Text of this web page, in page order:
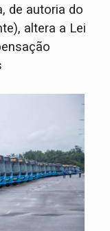
de autoria do
altera a Lei